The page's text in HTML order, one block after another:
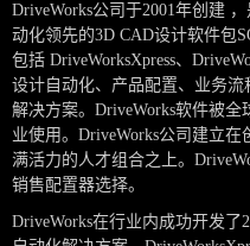
DriveWorks公司于2001年创建
动化领先的3D CAD设计软件包
包括 DriveWorksXpress、
设计自动化、产品配置、业务
解决方案。DriveWorks软件被
业使用。 DriveWorks公司建立在
满活力的人才组合之上。
销售配置器选择。
DriveWorks在行业内成功开发